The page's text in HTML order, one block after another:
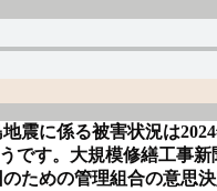
震に係る被害状況は
です。大規模修繕工事
ための管理組合の意思